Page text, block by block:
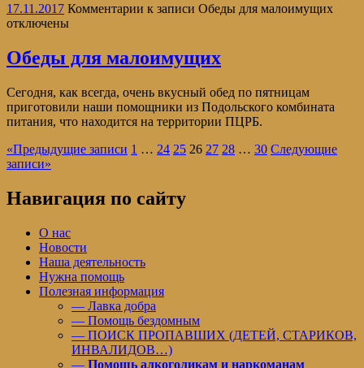
17.11.2017 Комментарии к записи Обеды для малоимущих
отключены
Обеды для малоимущих
Сегодня, как всегда, очень вкусный обед по пятницам
приготовили наши помощники из Подольского комбината
питания, что находится на территории ПЦРБ.
«Предыдущие записи 1 … 24 25 26 27 28 … 30 Следующие
записи»
Навигация по сайту
О нас
Новости
Наша деятельность
Нужна помощь
Полезная информация
— Лавка добра
— Помощь бездомным
— ПОИСК ПРОПАВШИХ (ДЕТЕЙ, СТАРИКОВ,
ИНВАЛИДОВ…)
— Помощь алкоголикам и наркоманам